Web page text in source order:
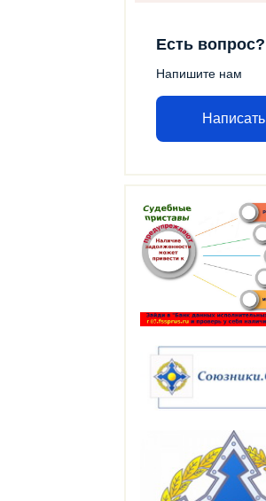
Есть вопрос?
Напишите нам
Написать